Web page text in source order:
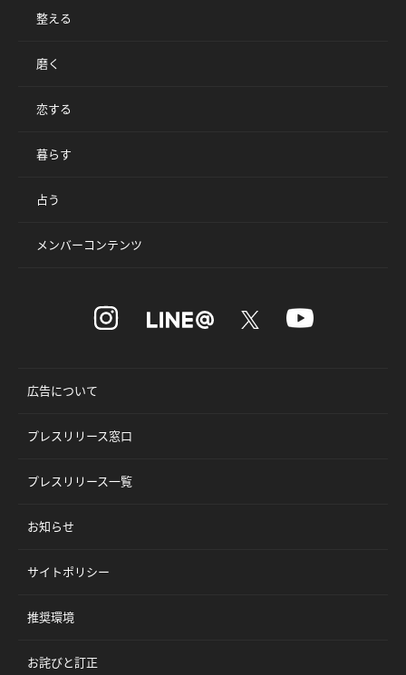
整える
磨く
恋する
暮らす
占う
メンバーコンテンツ
広告について
プレスリリース窓口
プレスリリース一覧
お知らせ
サイトポリシー
推奨環境
お詫びと訂正